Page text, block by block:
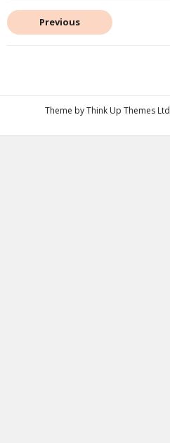
Previous
Theme byThink Up Themes Ltd